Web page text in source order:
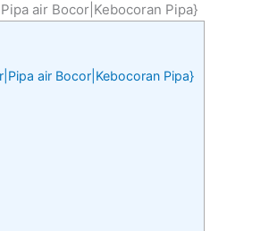
air Bocor|Kebocoran Pipa}
air Bocor|Kebocoran Pipa}